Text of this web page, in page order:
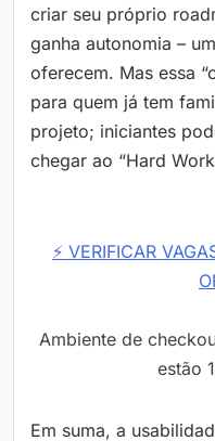
criar seu próprio
ganha autonomia –
oferecem. Mas essa
para quem já tem
projeto; iniciantes
chegar ao “Hard
⚡ VERIFICAR
Ambiente de
estão
Em suma, a